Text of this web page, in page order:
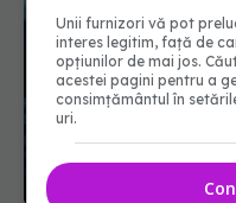
Unii furnizori vă pot
interes legitim, față de
opțiunilor de mai jos.
acestei pagini pentru a
consimțământul în
uri.